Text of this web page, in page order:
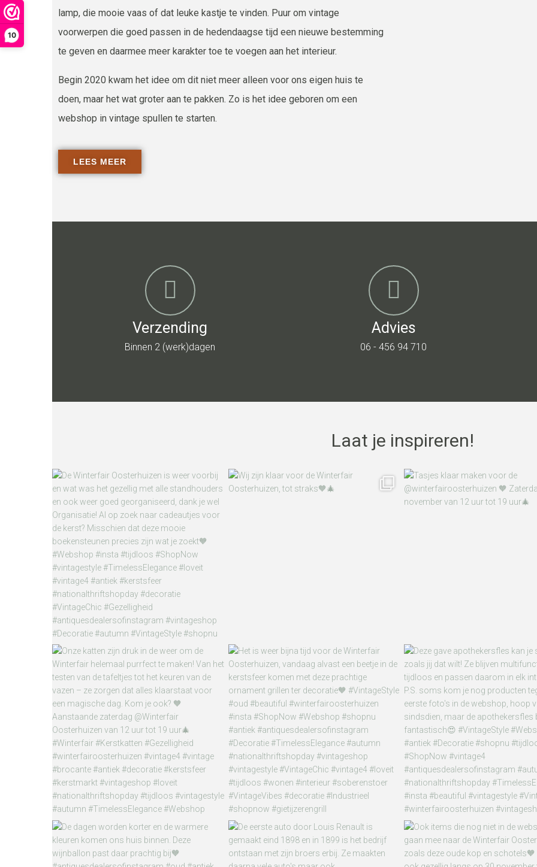
10
lamp, die mooie vaas of dat leuke kastje te vinden. Puur om vintage
voorwerpen die goed passen in de hedendaagse tijd een nieuwe bestemming
te geven en daarmee meer karakter toe te voegen aan het interieur.
Begin 2020 kwam het idee om dit niet meer alleen voor ons eigen huis te
doen, maar het wat groter aan te pakken. Zo is het idee geboren om een
webshop in vintage spullen te starten.
LEES MEER
Verzending
Binnen 2 (werk)dagen
Advies
06 - 456 94 710
Laat je inspireren!